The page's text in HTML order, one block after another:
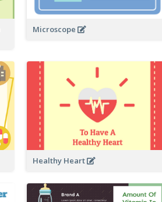
Microscope
Healthy Heart